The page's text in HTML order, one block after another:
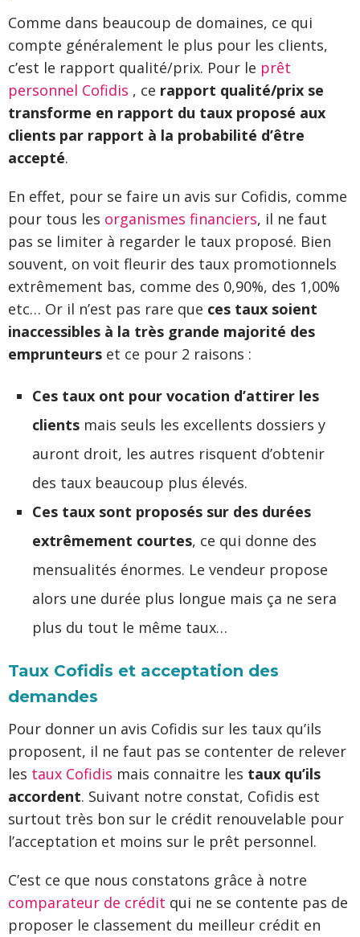
Comme dans beaucoup de domaines, ce qui
compte généralement le plus pour les clients,
c’est le rapport qualité/prix. Pour le prêt
personnel Cofidis , ce rapport qualité/prix se
transforme en rapport du taux proposé aux
clients par rapport à la probabilité d’être
accepté.
En effet, pour se faire un avis sur Cofidis, comme
pour tous les organismes financiers, il ne faut
pas se limiter à regarder le taux proposé. Bien
souvent, on voit fleurir des taux promotionnels
extrêmement bas, comme des 0,90%, des 1,00%
etc… Or il n’est pas rare que ces taux soient
inaccessibles à la très grande majorité des
emprunteurs et ce pour 2 raisons :
Ces taux ont pour vocation d’attirer les
clients mais seuls les excellents dossiers y
auront droit, les autres risquent d’obtenir
des taux beaucoup plus élevés.
Ces taux sont proposés sur des durées
extrêmement courtes, ce qui donne des
mensualités énormes. Le vendeur propose
alors une durée plus longue mais ça ne sera
plus du tout le même taux…
Taux Cofidis et acceptation des
demandes
Pour donner un avis Cofidis sur les taux qu’ils
proposent, il ne faut pas se contenter de relever
les taux Cofidis mais connaitre les taux qu’ils
accordent. Suivant notre constat, Cofidis est
surtout très bon sur le crédit renouvelable pour
l’acceptation et moins sur le prêt personnel.
C’est ce que nous constatons grâce à notre
comparateur de crédit qui ne se contente pas de
proposer le classement du meilleur crédit en